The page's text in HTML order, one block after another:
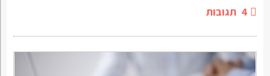
4 תגובות